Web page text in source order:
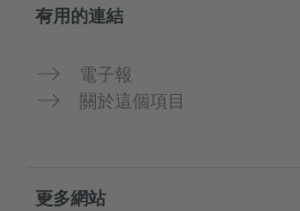
有用的連結
電子報
關於這個項目
更多網站